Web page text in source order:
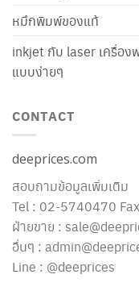
หมึกพิมพ์ของแท้
inkjet กับ laser เครื่อง
แบบง่ายๆ
CONTACT
deeprices.com
สอบถามข้อมูลเพิ่มเติม
Tel : 02-5740470
ฝ่ายขาย :
อื่นๆ :
Line : @deeprices